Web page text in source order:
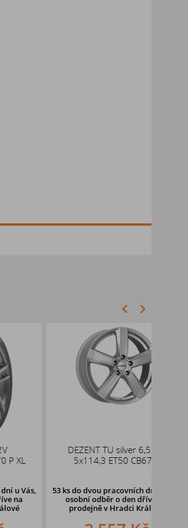
DEZENT TU silver 6,5x16
5x114,3 ET50 CB67,1
53 ks
do dvou pracovních dní u Vás,
osobní odběr o den dřívena
prodejně v Hradci Králové